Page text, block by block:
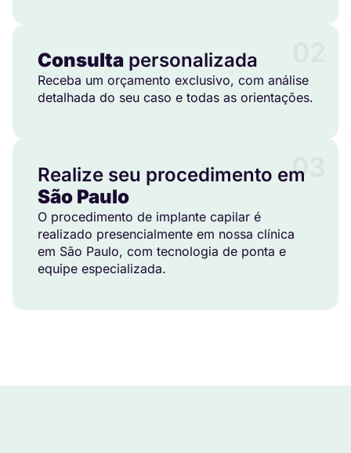
Consulta personalizada
Receba um orçamento exclusivo, com análise
detalhada do seu caso e todas as orientações.
03
Realize seu procedimento em
São Paulo
O procedimento de implante capilar é
realizado presencialmente em nossa clínica
em São Paulo, com tecnologia de ponta e
equipe especializada.